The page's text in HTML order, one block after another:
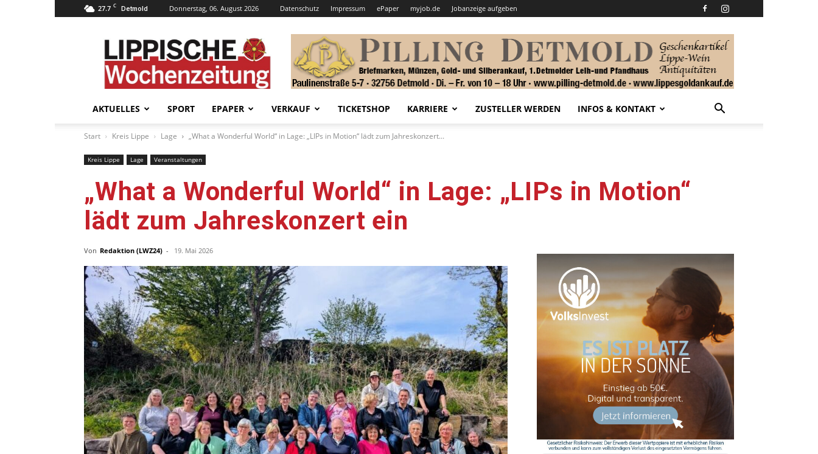
27.7 C Detmold Donnerstag, 06. August 2026 Datenschutz Impressum ePaper myjob.de Jobanzeige aufgeben
Lippische
Wochenzeitung
–
LWZ24.de
AKTUELLES SPORT EPAPER VERKAUF TICKETSHOP KARRIERE ZUSTELLER WERDEN INFOS & KONTAKT
Start Kreis Lippe Lage „What a Wonderful World“ in Lage: „LIPs in Motion“ lädt zum Jahreskonzert...
Kreis Lippe Lage Veranstaltungen
„What a Wonderful World“ in Lage: „LIPs in Motion“
lädt zum Jahreskonzert ein
Von Redaktion (LWZ24) - 19. Mai 2026